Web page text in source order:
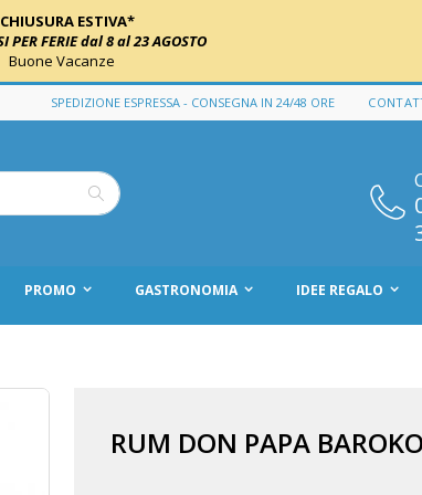
ESTIVA*
PER FERIE dal 8 al 23 AGOSTO
Buone Vacanze
SPEDIZIONE ESPRESSA - CONSEGNA IN 24/48 ORE
PROMO GASTRONOMIA IDEE REGALO
RUM DON PAPA